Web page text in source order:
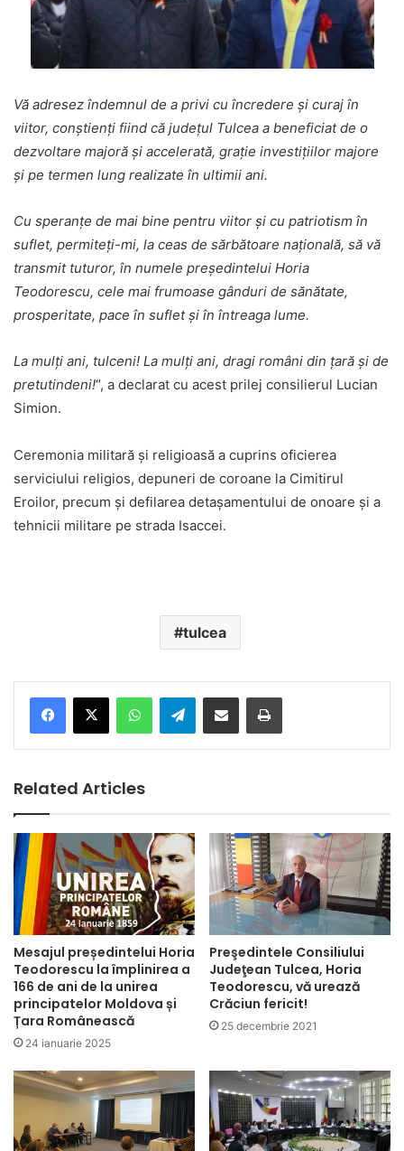
Vă adresez îndemnul de a privi cu încredere şi curaj în
viitor, conştienţi fiind că judeţul Tulcea a beneficiat de o
dezvoltare majoră şi accelerată, grație investițiilor majore
și pe termen lung realizate în ultimii ani.
Cu speranțe de mai bine pentru viitor și cu patriotism în
suflet, permiteţi-mi, la ceas de sărbătoare națională, să vă
transmit tuturor, în numele președintelui Horia
Teodorescu, cele mai frumoase gânduri de sănătate,
prosperitate, pace în suflet și în întreaga lume.
La mulţi ani, tulceni! La mulţi ani, dragi români din țară și de
pretutindeni!“, a declarat cu acest prilej consilierul Lucian
Simion.
Ceremonia militară și religioasă a cuprins oficierea
serviciului religios, depuneri de coroane la Cimitirul
Eroilor, precum și defilarea detașamentului de onoare și a
tehnicii militare pe strada Isaccei.
tulcea
Telegram
Related Articles
Mesajul președintelui Horia
Teodorescu la împlinirea a
166 de ani de la unirea
principatelor Moldova și
Țara Românească
24 ianuarie 2025
Preşedintele Consiliului
Judeţean Tulcea, Horia
Teodorescu, vă urează
Crăciun fericit!
25 decembrie 2021